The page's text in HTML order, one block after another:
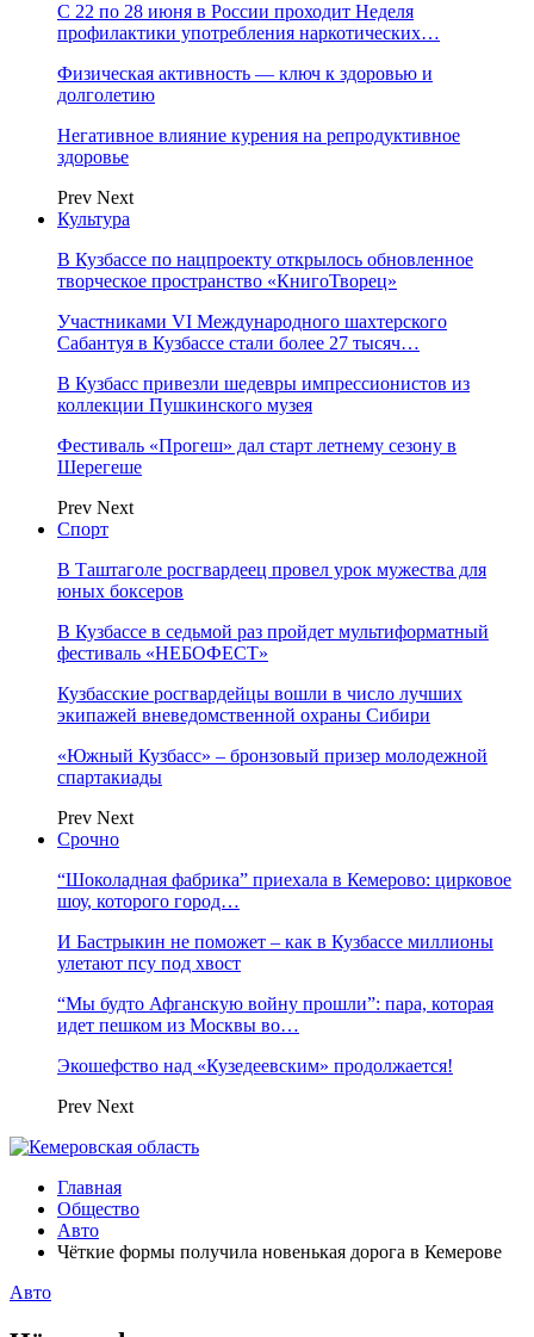
С 22 по 28 июня в России проходит Неделя
профилактики употребления наркотических…
Физическая активность — ключ к здоровью и
долголетию
Негативное влияние курения на репродуктивное
здоровье
Prev Next
Культура
В Кузбассе по нацпроекту открылось обновленное
творческое пространство «КнигоТворец»
Участниками VI Международного шахтерского
Сабантуя в Кузбассе стали более 27 тысяч…
В Кузбасс привезли шедевры импрессионистов из
коллекции Пушкинского музея
Фестиваль «Прогеш» дал старт летнему сезону в
Шерегеше
Prev Next
Спорт
В Таштаголе росгвардеец провел урок мужества для
юных боксеров
В Кузбассе в седьмой раз пройдет мультиформатный
фестиваль «НЕБОФЕСТ»
Кузбасские росгвардейцы вошли в число лучших
экипажей вневедомственной охраны Сибири
«Южный Кузбасс» – бронзовый призер молодежной
спартакиады
Prev Next
Срочно
“Шоколадная фабрика” приехала в Кемерово: цирковое
шоу, которого город…
И Бастрыкин не поможет – как в Кузбассе миллионы
улетают псу под хвост
“Мы будто Афганскую войну прошли”: пара, которая
идет пешком из Москвы во…
Экошефство над «Кузедеевским» продолжается!
Prev Next
Главная
Общество
Авто
Чёткие формы получила новенькая дорога в Кемерове
Авто